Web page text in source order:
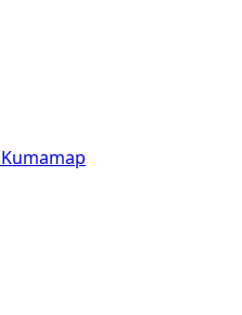
Kumamap